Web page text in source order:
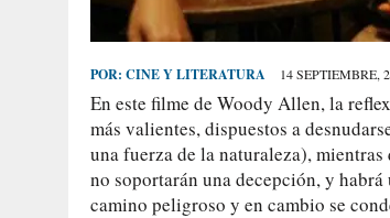
POR: CINE Y LITERATURA 14 SEPTIEMBRE,
En este filme de Woody Allen, la
más valientes, dispuestos a
una fuerza de la naturaleza),
no soportarán una decepción, y
camino peligroso y en cambio se